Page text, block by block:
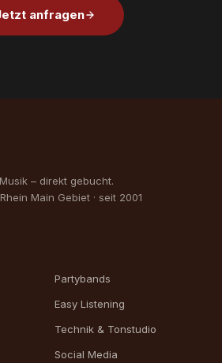
anfragen
– direkt gebucht.
Main Gebiet · seit 2001
Partybands
Easy Listening
Technik & Tonstudio
Social Media